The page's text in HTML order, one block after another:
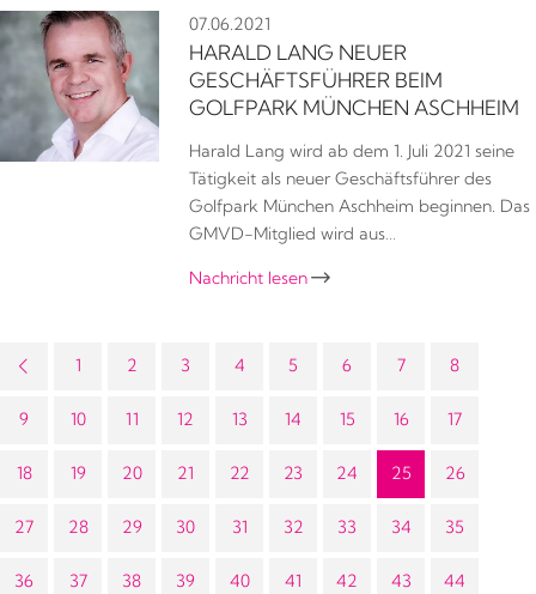
07.06.2021
HARALD LANG NEUER
GESCHÄFTSFÜHRER BEIM
GOLFPARK MÜNCHEN ASCHHEIM
Harald Lang wird ab dem 1. Juli 2021 seine
Tätigkeit als neuer Geschäftsführer des
Golfpark München Aschheim beginnen. Das
GMVD-Mitglied wird aus…
Nachricht lesen 
1 2 3 4 5 6 7 8
9 10 11 12 13 14 15 16 17
18 19 20 21 22 23 24 25 26
27 28 29 30 31 32 33 34 35
36 37 38 39 40 41 42 43 44